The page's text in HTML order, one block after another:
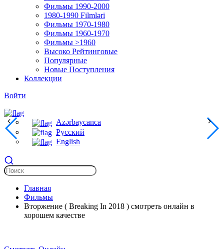
Фильмы 1990-2000
1980-1990 Filmləri
Фильмы 1970-1980
Фильмы 1960-1970
Фильмы >1960
Высоко Рейтинговые
Популярные
Новые Поступления
Коллекции
Войти
Azərbaycanca
Русский
English
Главная
Фильмы
Вторжение ( Breaking In 2018 ) смотреть онлайн в
хорошем качестве